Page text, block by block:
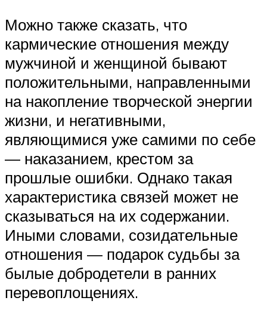
Можно также сказать, что
кармические отношения между
мужчиной и женщиной бывают
положительными, направленными
на накопление творческой энергии
жизни, и негативными,
являющимися уже самими по себе
— наказанием, крестом за
прошлые ошибки. Однако такая
характеристика связей может не
сказываться на их содержании.
Иными словами, созидательные
отношения — подарок судьбы за
былые добродетели в ранних
перевоплощениях.